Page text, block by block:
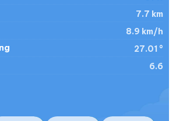
7.7 km
8.9 km/h
27.01 °
6.6